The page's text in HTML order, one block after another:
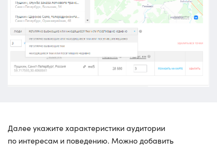
Далее укажите характеристики аудитории
по интересам и поведению. Можно добавить